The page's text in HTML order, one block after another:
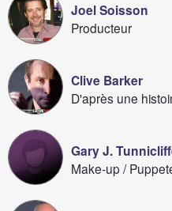
Joel Soisson
Producteur
Clive Barker
D'après une
Gary J.
Make-up /